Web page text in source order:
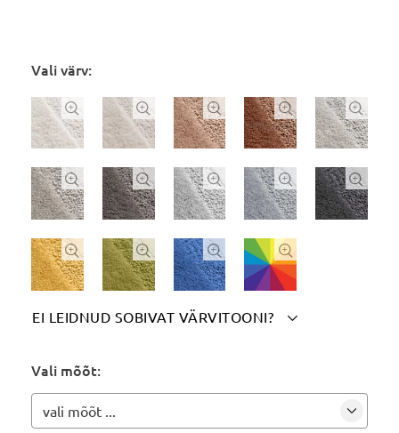
Vali värv:
    
    
   
EI LEIDNUD SOBIVAT VÄRVITOONI? 
Märgi siia soovitud värvitoon(id):
Vali mõõt:
vali mõõt ...